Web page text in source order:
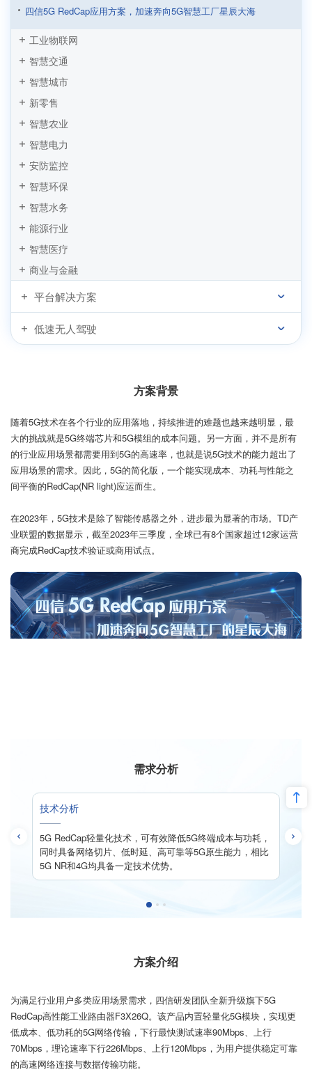
四信5G RedCap应用方案，加速奔向5G智慧工厂星辰大海
四信5G工业路由器助力5G LAN智慧工厂应用方案加速落地
5G工业路由器智慧塔吊无线监测方案，四信让施工安全看得见
5G+智慧工厂数据采集监控方案 “数字工厂”到“物联工厂”
AGV小车基于四信5G工业路由器的应用
工业机器人远程监控系统方案
工业物联网
智慧交通
智慧城市
新零售
智慧农业
智慧电力
安防监控
智慧环保
智慧水务
能源行业
智慧医疗
商业与金融
平台解决方案
低速无人驾驶
方案背景
随着5G技术在各个行业的应用落地，持续推进的难题也越来越明显，最
大的挑战就是5G终端芯片和5G模组的成本问题。另一方面，并不是所有
的行业应用场景都需要用到5G的高速率，也就是说5G技术的能力超出了
应用场景的需求。因此，5G的简化版，一个能实现成本、功耗与性能之
间平衡的RedCap(NR light)应运而生。
在2023年，5G技术是除了智能传感器之外，进步最为显著的市场。TD产
业联盟的数据显示，截至2023年三季度，全球已有8个国家超过12家运营
商完成RedCap技术验证或商用试点。
需求分析
技术分析
5G RedCap轻量化技术，可有效降低5G终端成本与功耗，
同时具备网络切片、低时延、高可靠等5G原生能力，相比
5G NR和4G均具备一定技术优势。
方案介绍
为满足行业用户多类应用场景需求，四信研发团队全新升级旗下5G
RedCap高性能工业路由器F3X26Q。该产品内置轻量化5G模块，实现更
低成本、低功耗的5G网络传输，下行最快测试速率90Mbps、上行
70Mbps，理论速率下行226Mbps、上行120Mbps，为用户提供稳定可靠
的高速网络连接与数据传输功能。